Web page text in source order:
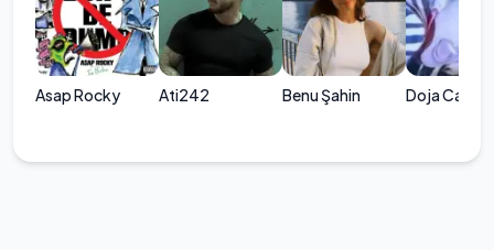
Asap Rocky Ati242 Benu Şahin Doja Cat